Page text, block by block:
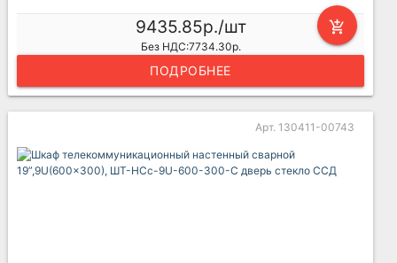
add_shopping_cart
9435.85р./шт
Без НДС:7734.30р.
ПОДРОБНЕЕ
Арт. 130411-00743